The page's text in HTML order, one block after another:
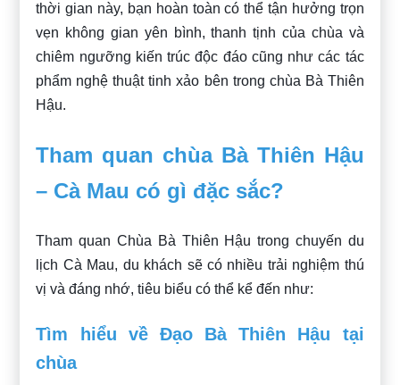
thời gian này, bạn hoàn toàn có thể tận hưởng trọn
vẹn không gian yên bình, thanh tịnh của chùa và
chiêm ngưỡng kiến trúc độc đáo cũng như các tác
phẩm nghệ thuật tinh xảo bên trong chùa Bà Thiên
Hậu.
Tham quan chùa Bà Thiên Hậu
– Cà Mau có gì đặc sắc?
Tham quan Chùa Bà Thiên Hậu trong chuyến du
lịch Cà Mau, du khách sẽ có nhiều trải nghiệm thú
vị và đáng nhớ, tiêu biểu có thể kể đến như:
Tìm hiểu về Đạo Bà Thiên Hậu tại
chùa